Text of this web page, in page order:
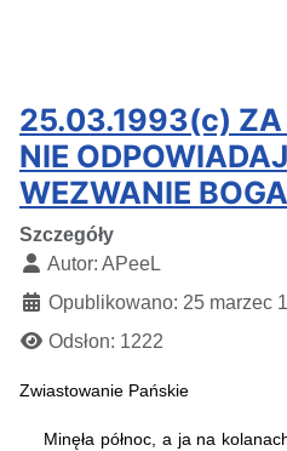
25.03.1993(c) ZA
NIE
WEZWANIE BOGA
Szczegóły
Autor: APeeL
Opublikowano: 25 marzec
Odsłon: 1222
Zwiastowanie Pańskie
Minęła północ, a ja na